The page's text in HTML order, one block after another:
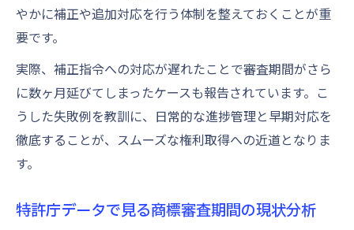
やかに補正や追加対応を行う体制を整えておくことが重
要です。
実際、補正指令への対応が遅れたことで審査期間がさら
に数ヶ月延びてしまったケースも報告されています。こ
うした失敗例を教訓に、日常的な進捗管理と早期対応を
徹底することが、スムーズな権利取得への近道となりま
す。
特許庁データで見る商標審査期間の現状分析